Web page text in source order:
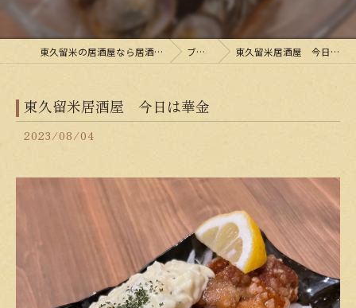
東久留米の居酒屋なら居酒屋 答拝 ブログ 東久留米居酒屋 今日は華金
東久留米居酒屋 今日は華金
2023/08/04